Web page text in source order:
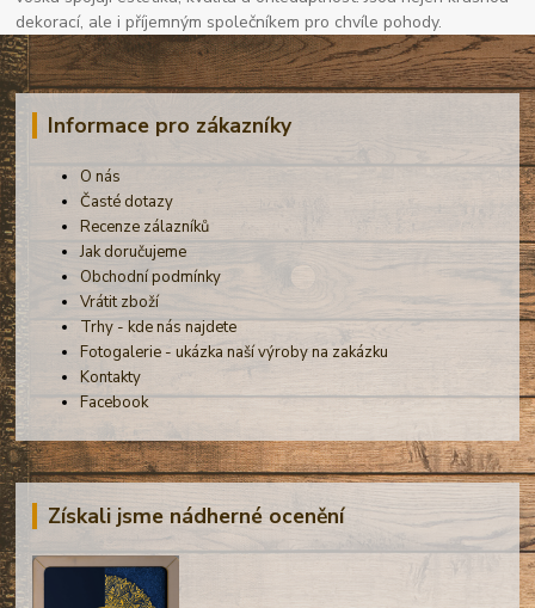
dekorací, ale i příjemným společníkem pro chvíle pohody.
Informace pro zákazníky
O nás
Časté dotazy
Recenze zálazníků
Jak doručujeme
Obchodní podmínky
Vrátit zboží
Trhy - kde nás najdete
Fotogalerie - ukázka naší výroby na zakázku
Kontakty
Facebook
Získali jsme nádherné ocenění